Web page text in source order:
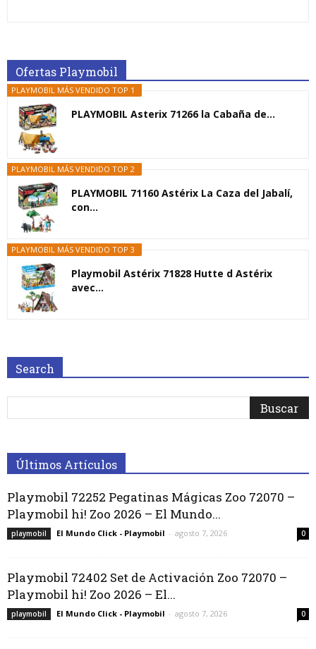
Ofertas Playmobil
PLAYMOBIL MÁS VENDIDO TOP 1
PLAYMOBIL Asterix 71266 la Cabaña de...
PLAYMOBIL MÁS VENDIDO TOP 2
PLAYMOBIL 71160 Astérix La Caza del Jabalí,
con...
PLAYMOBIL MÁS VENDIDO TOP 3
Playmobil Astérix 71828 Hutte d Astérix
avec...
Search
Últimos Artículos
Playmobil 72252 Pegatinas Mágicas Zoo 72070 –
Playmobil hi! Zoo 2026 – El Mundo...
playmobil El Mundo Click - Playmobil - agosto 7, 2026 0
Playmobil 72402 Set de Activación Zoo 72070 –
Playmobil hi! Zoo 2026 – El...
playmobil El Mundo Click - Playmobil - agosto 7, 2026 0